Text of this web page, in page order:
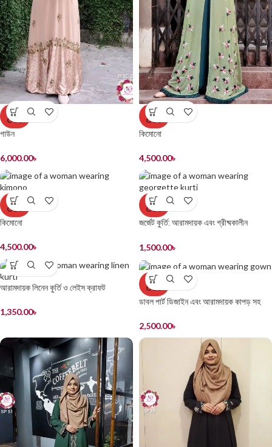
SOLD
OUT
গাউন
6,000.00৳
SOLD
OUT
কিমোনো
4,500.00৳
SOLD
OUT
কিমোনো
4,500.00৳
SOLD
OUT
জর্জেট কুর্তি: আরামদায়ক এবং গ্রীষ্মকালীন
1,500.00৳
আরামদায়ক লিনেন কুর্তি ও লেইস ক্রাফট
1,350.00৳
SOLD
OUT
ডাবল পার্ট ডিজাইন এবং আরামদায়ক কাপড় সহ
2,500.00৳